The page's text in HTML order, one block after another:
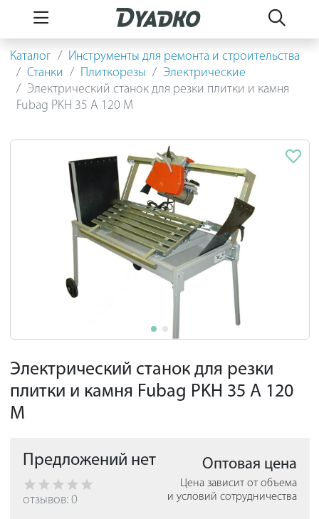
Каталог
Инструменты для ремонта и строительства
Станки
Плиткорезы
Электрические
Электрический станок для резки плитки и камня
Fubag PKH 35 A 120 M
Электрический станок для резки
плитки и камня Fubag PKH 35 A 120
M
Предложений нет
отзывов: 0
Оптовая цена
Цена зависит от объема
и условий сотрудничества